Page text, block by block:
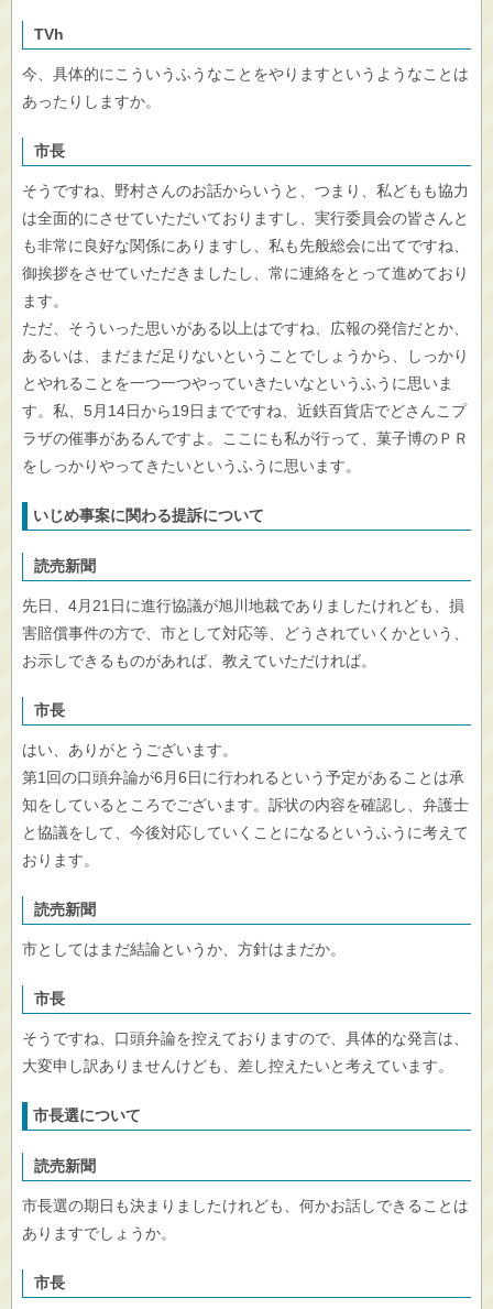
TVh
今、具体的にこういうふうなことをやりますというようなことは
あったりしますか。
市長
そうですね、野村さんのお話からいうと、つまり、私どもも協力
は全面的にさせていただいておりますし、実行委員会の皆さんと
も非常に良好な関係にありますし、私も先般総会に出てですね、
御挨拶をさせていただきましたし、常に連絡をとって進めており
ます。
ただ、そういった思いがある以上はですね、広報の発信だとか、
あるいは、まだまだ足りないということでしょうから、しっかり
とやれることを一つ一つやっていきたいなというふうに思いま
す。私、5月14日から19日までですね、近鉄百貨店でどさんこプ
ラザの催事があるんですよ。ここにも私が行って、菓子博のＰＲ
をしっかりやってきたいというふうに思います。
いじめ事案に関わる提訴について
読売新聞
先日、4月21日に進行協議が旭川地裁でありましたけれども、損
害賠償事件の方で、市として対応等、どうされていくかという、
お示しできるものがあれば、教えていただければ。
市長
はい、ありがとうございます。
第1回の口頭弁論が6月6日に行われるという予定があることは承
知をしているところでございます。訴状の内容を確認し、弁護士
と協議をして、今後対応していくことになるというふうに考えて
おります。
読売新聞
市としてはまだ結論というか、方針はまだか。
市長
そうですね、口頭弁論を控えておりますので、具体的な発言は、
大変申し訳ありませんけども、差し控えたいと考えています。
市長選について
読売新聞
市長選の期日も決まりましたけれども、何かお話しできることは
ありますでしょうか。
市長